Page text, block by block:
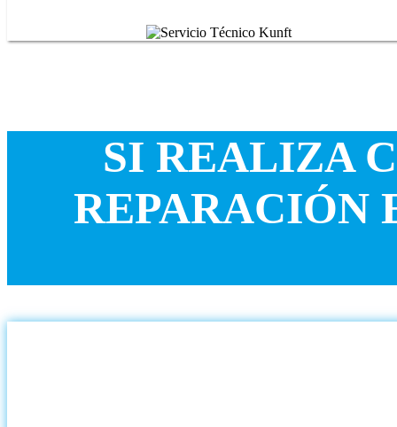
SI REALIZA
REPARACIÓN